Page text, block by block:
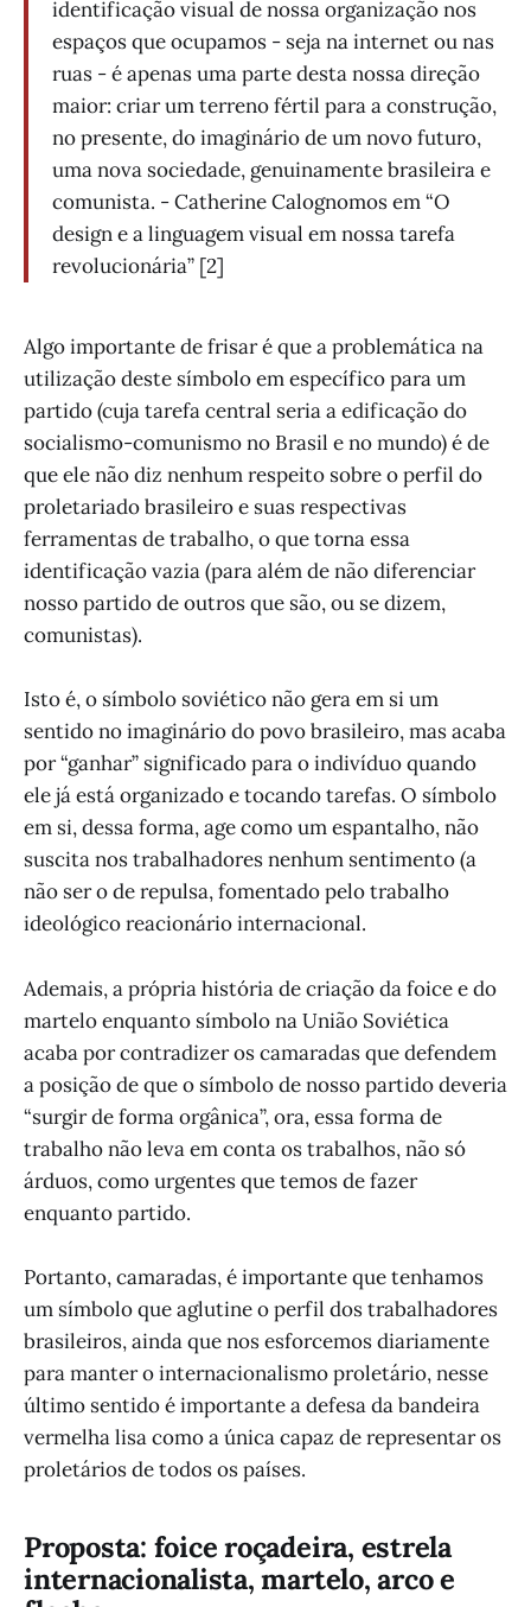
identificação visual de nossa organização nos
espaços que ocupamos - seja na internet ou nas
ruas - é apenas uma parte desta nossa direção
maior: criar um terreno fértil para a construção,
no presente, do imaginário de um novo futuro,
uma nova sociedade, genuinamente brasileira e
comunista. - Catherine Calognomos em “O
design e a linguagem visual em nossa tarefa
revolucionária” [2]
Algo importante de frisar é que a problemática na
utilização deste símbolo em específico para um
partido (cuja tarefa central seria a edificação do
socialismo-comunismo no Brasil e no mundo) é de
que ele não diz nenhum respeito sobre o perfil do
proletariado brasileiro e suas respectivas
ferramentas de trabalho, o que torna essa
identificação vazia (para além de não diferenciar
nosso partido de outros que são, ou se dizem,
comunistas).
Isto é, o símbolo soviético não gera em si um
sentido no imaginário do povo brasileiro, mas acaba
por “ganhar” significado para o indivíduo quando
ele já está organizado e tocando tarefas. O símbolo
em si, dessa forma, age como um espantalho, não
suscita nos trabalhadores nenhum sentimento (a
não ser o de repulsa, fomentado pelo trabalho
ideológico reacionário internacional.
Ademais, a própria história de criação da foice e do
martelo enquanto símbolo na União Soviética
acaba por contradizer os camaradas que defendem
a posição de que o símbolo de nosso partido deveria
“surgir de forma orgânica”, ora, essa forma de
trabalho não leva em conta os trabalhos, não só
árduos, como urgentes que temos de fazer
enquanto partido.
Portanto, camaradas, é importante que tenhamos
um símbolo que aglutine o perfil dos trabalhadores
brasileiros, ainda que nos esforcemos diariamente
para manter o internacionalismo proletário, nesse
último sentido é importante a defesa da bandeira
vermelha lisa como a única capaz de representar os
proletários de todos os países.
Proposta: foice roçadeira, estrela
internacionalista, martelo, arco e